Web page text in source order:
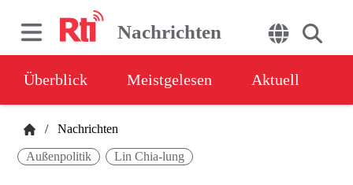
Nachrichten
Überblick Meistgelesen Aktuell
/ Nachrichten
Außenpolitik Lin Chia-lung